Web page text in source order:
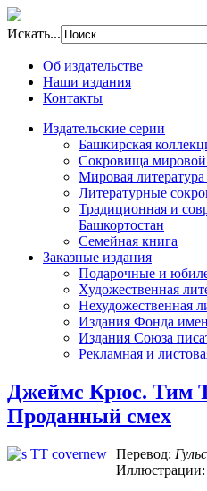
Искать...
Об издательстве
Наши издания
Контакты
Издательские серии
Башкирская
Сокровища мировой
Мировая
Литературные
Традиционная и
Башкортостан
Семейная книга
Заказные издания
Подарочные и
Художественная
Нехудожественная
Издания Фонда
Издания Союза
Рекламная и
Джеймс Крюс. Тим
Проданный смех
Перевод: